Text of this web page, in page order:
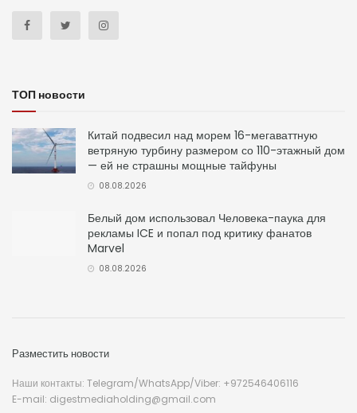
ТОП новости
Китай подвесил над морем 16-мегаваттную
ветряную турбину размером со 110-этажный дом
— ей не страшны мощные тайфуны
08.08.2026
Белый дом использовал Человека-паука для
рекламы ICE и попал под критику фанатов
Marvel
08.08.2026
Разместить новости
Наши контакты: Telegram/WhatsApp/Viber: +972546406116
E-mail: digestmediaholding@gmail.com